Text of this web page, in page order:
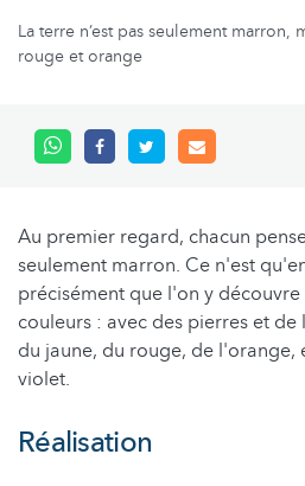
La terre n’est pas seulement marron,
rouge et orange
Au premier regard, chacun
seulement marron. Ce n'est
précisément que l'on y
couleurs : avec des pierres et
du jaune, du rouge, de l'orange,
violet.
Réalisation